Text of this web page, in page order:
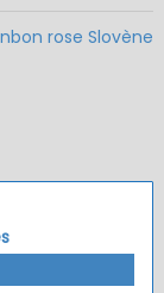
rose Slovène